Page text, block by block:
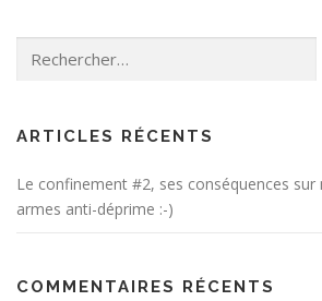
ARTICLES RÉCENTS
Le confinement #2, ses conséquences
armes anti-déprime :-)
COMMENTAIRES RÉCENTS